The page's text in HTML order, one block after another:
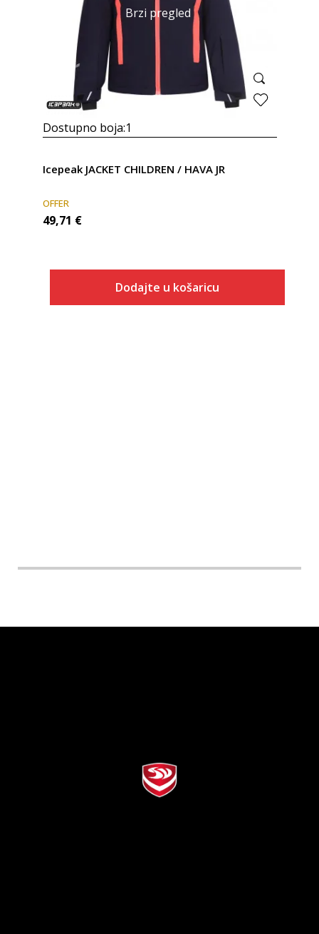
Brzi pregled
Dostupno boja:1
Icepeak JACKET CHILDREN / HAVA JR
OFFER
49,71 €
Dodajte u košaricu